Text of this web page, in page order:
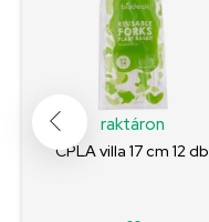
raktáron
CPLA villa 17 cm 12 db